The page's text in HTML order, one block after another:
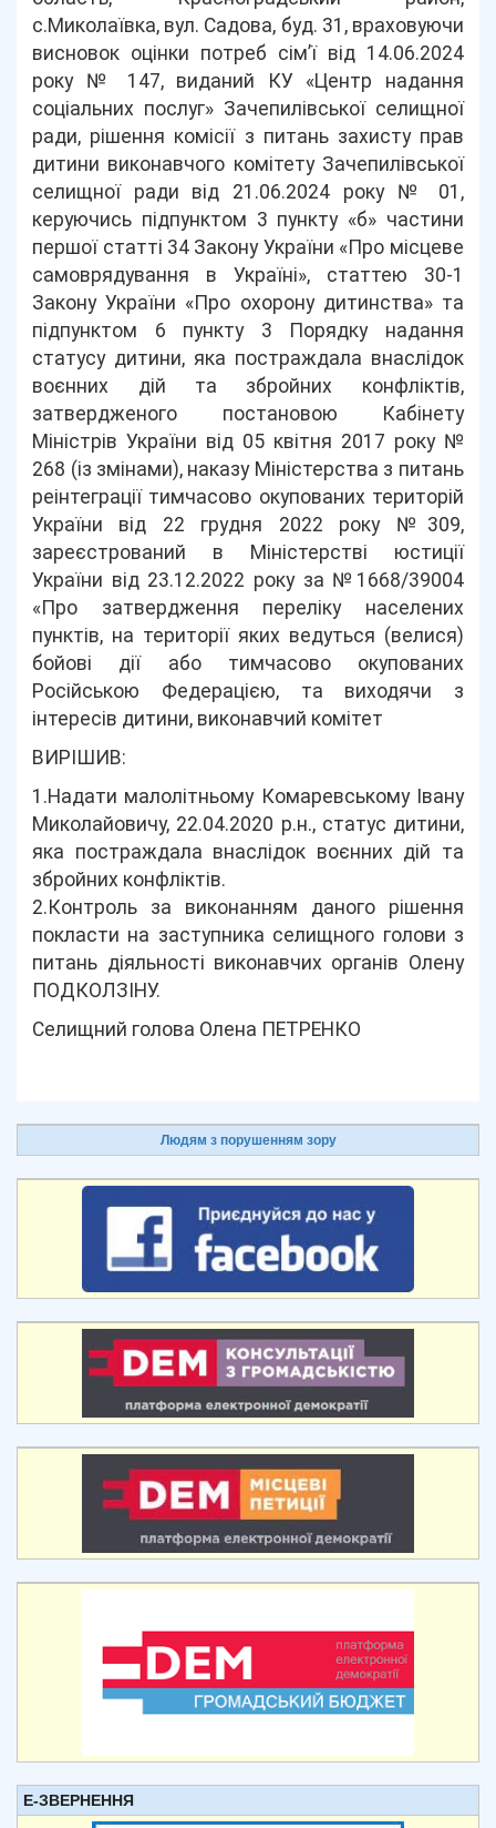
с.Миколаївка, вул. Садова, буд. 31, враховуючи
висновок оцінки потреб сім’ї від 14.06.2024
року № 147, виданий КУ «Центр надання
соціальних послуг» Зачепилівської селищної
ради, рішення комісії з питань захисту прав
дитини виконавчого комітету Зачепилівської
селищної ради від 21.06.2024 року № 01,
керуючись підпунктом 3 пункту «б» частини
першої статті 34 Закону України «Про місцеве
самоврядування в Україні», статтею 30-1
Закону України «Про охорону дитинства» та
підпунктом 6 пункту 3 Порядку надання
статусу дитини, яка постраждала внаслідок
воєнних дій та збройних конфліктів,
затвердженого постановою Кабінету
Міністрів України від 05 квітня 2017 року №
268 (із змінами), наказу Міністерства з питань
реінтеграції тимчасово окупованих територій
України від 22 грудня 2022 року №309,
зареєстрований в Міністерстві юстиції
України від 23.12.2022 року за №1668/39004
«Про затвердження переліку населених
пунктів, на території яких ведуться (велися)
бойові дії або тимчасово окупованих
Російською Федерацією, та виходячи з
інтересів дитини, виконавчий комітет
ВИРІШИВ:
1.Надати малолітньому Комаревському Івану
Миколайовичу, 22.04.2020 р.н., статус дитини,
яка постраждала внаслідок воєнних дій та
збройних конфліктів.
2.Контроль за виконанням даного рішення
покласти на заступника селищного голови з
питань діяльності виконавчих органів Олену
ПОДКОЛЗІНУ.
Селищний голова Олена ПЕТРЕНКО
Людям з порушенням зору
Е-ЗВЕРНЕННЯ